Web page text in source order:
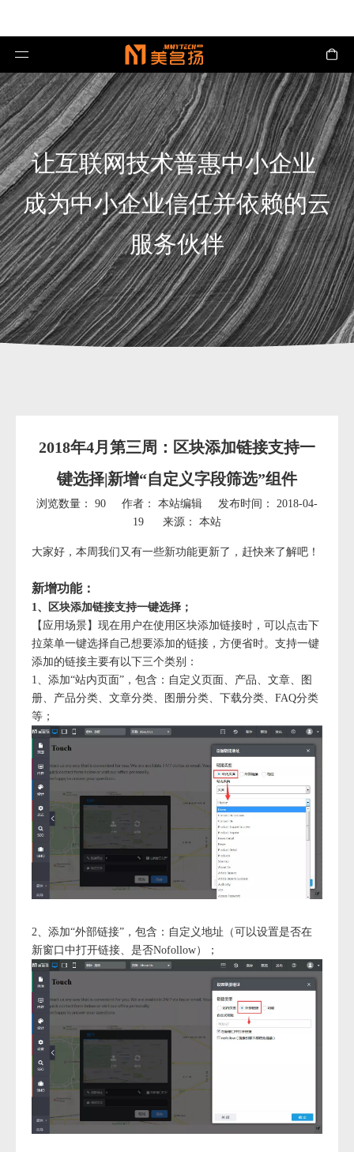
让互联网技术普惠中小企业
成为中小企业信任并依赖的云
服务伙伴
2018年4月第三周：区块添加链接支持一
键选择|新增“自定义字段筛选”组件
浏览数量： 90 作者： 本站编辑 发布时间： 2018-04-
19 来源： 本站
["wechat","weibo","qzone","douban","email"]
大家好，本周我们又有一些新功能更新了，赶快来了解吧！
新增功能：
1、区块添加链接支持一键选择；
【应用场景】现在用户在使用区块添加链接时，可以点击下
拉菜单一键选择自己想要添加的链接，方便省时。支持一键
添加的链接主要有以下三个类别：
1、添加“站内页面”，包含：自定义页面、产品、文章、图
册、产品分类、文章分类、图册分类、下载分类、FAQ分类
等；
2、添加“外部链接”，包含：自定义地址（可以设置是否在
新窗口中打开链接、是否Nofollow）；